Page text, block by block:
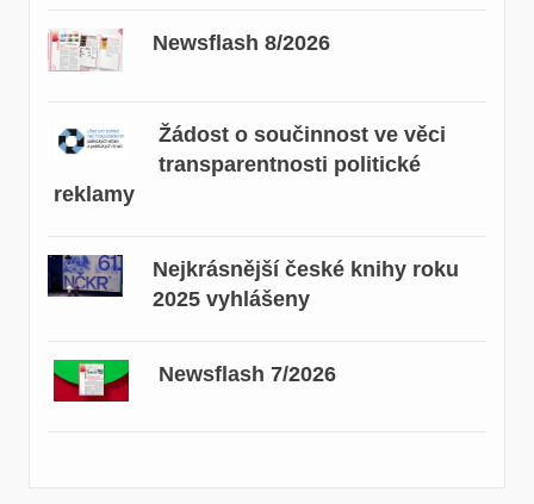
Newsflash 8/2026
Žádost o součinnost ve věci
transparentnosti politické
reklamy
Nejkrásnější české knihy roku
2025 vyhlášeny
Newsflash 7/2026